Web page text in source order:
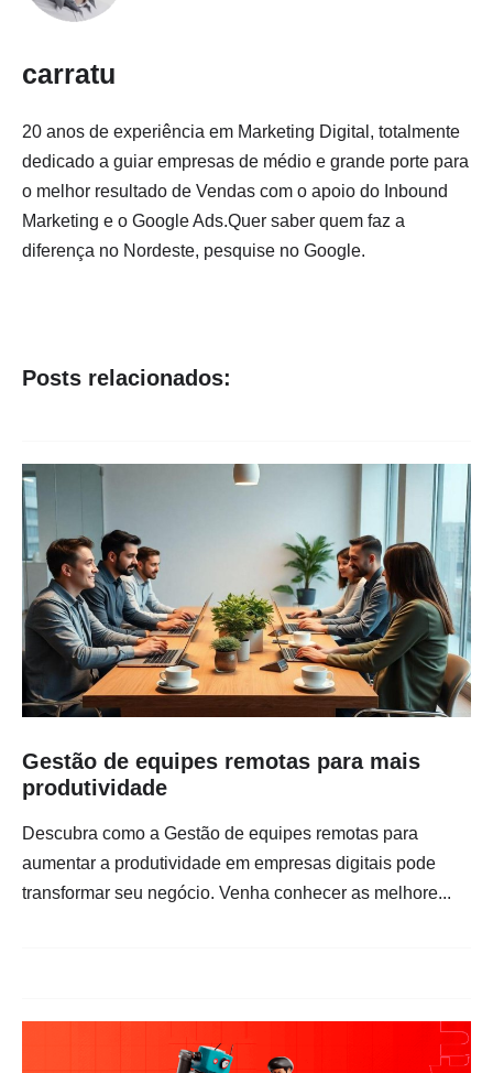
carratu
20 anos de experiência em Marketing Digital, totalmente
dedicado a guiar empresas de médio e grande porte para
o melhor resultado de Vendas com o apoio do Inbound
Marketing e o Google Ads.Quer saber quem faz a
diferença no Nordeste, pesquise no Google.
Posts relacionados:
Gestão de equipes remotas para mais
produtividade
Descubra como a Gestão de equipes remotas para
aumentar a produtividade em empresas digitais pode
transformar seu negócio. Venha conhecer as melhore...